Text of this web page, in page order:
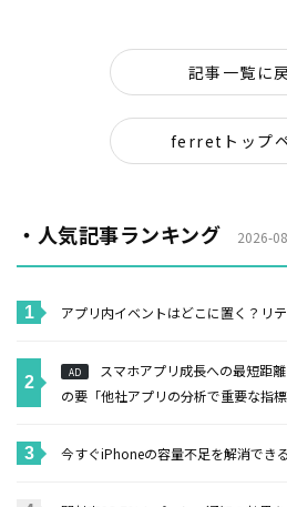
記事一覧に
ferretトップ
・人気記事ランキング 2026-
アプリ内イベントはどこに置く？リ
AD
スマホアプリ成長への最短距
の要「他社アプリの分析で重要な指
今すぐiPhoneの容量不足を解消でき